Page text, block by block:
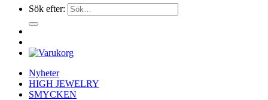
Sök efter:
Nyheter
HIGH JEWELRY
SMYCKEN